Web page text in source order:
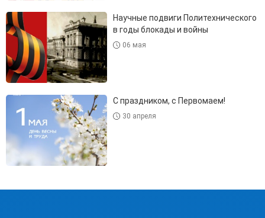
Научные подвиги Политехнического
в годы блокады и войны
06 мая
С праздником, с Первомаем!
30 апреля